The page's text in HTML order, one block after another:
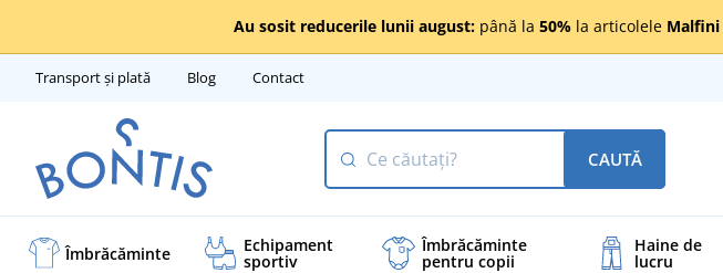
Au sosit reducerile lunii august: până la 50% la articolele Malfini
Transport și plată Blog Contact
CAUTĂ
Îmbrăcăminte Echipament
sportiv
Îmbrăcăminte
pentru copii
Haine de
lucru